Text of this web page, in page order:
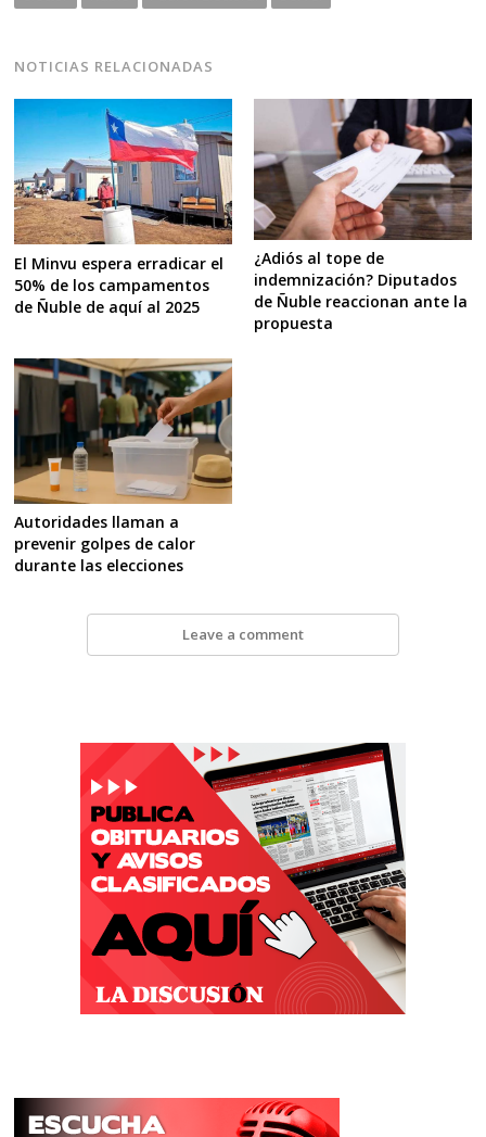
NOTICIAS RELACIONADAS
El Minvu espera erradicar el
50% de los campamentos
de Ñuble de aquí al 2025
¿Adiós al tope de
indemnización? Diputados
de Ñuble reaccionan ante la
propuesta
Autoridades llaman a
prevenir golpes de calor
durante las elecciones
Leave a comment